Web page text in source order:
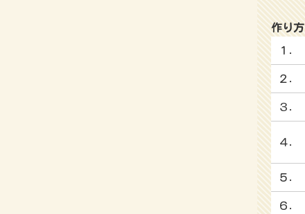
作り方
１．
２．
３．
４．
５．
６．